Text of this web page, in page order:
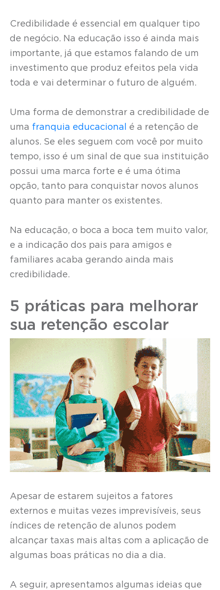
Credibilidade é essencial em qualquer tipo
de negócio. Na educação isso é ainda mais
importante, já que estamos falando de um
investimento que produz efeitos pela vida
toda e vai determinar o futuro de alguém.
Uma forma de demonstrar a credibilidade de
uma franquia educacional
é a retenção de
alunos. Se eles seguem com você por muito
tempo, isso é um sinal de que sua instituição
possui uma marca forte e é uma ótima
opção, tanto para conquistar novos alunos
quanto para manter os existentes.
Na educação, o boca a boca tem muito valor,
e a indicação dos pais para amigos e
familiares acaba gerando ainda mais
credibilidade.
5 práticas para melhorar
sua retenção escolar
Apesar de estarem sujeitos a fatores
externos e muitas vezes imprevisíveis, seus
índices de retenção de alunos podem
alcançar taxas mais altas com a aplicação de
algumas boas práticas no dia a dia.
A seguir, apresentamos algumas ideias que